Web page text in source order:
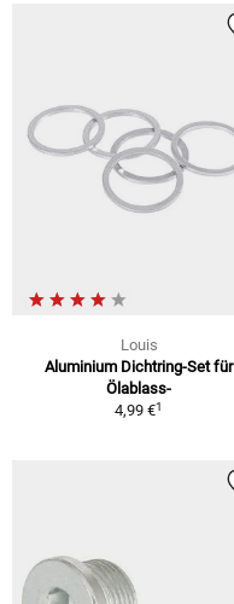
Louis
Aluminium Dichtring-Set für
Ölablass-
4,99 €1